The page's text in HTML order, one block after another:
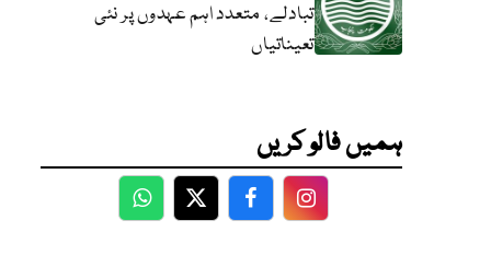
تبادلے، متعدد اہم عہدوں پر نئی
تعیناتیاں
ہمیں فالو کریں
WhatsApp
TwitterFacebookFacebook